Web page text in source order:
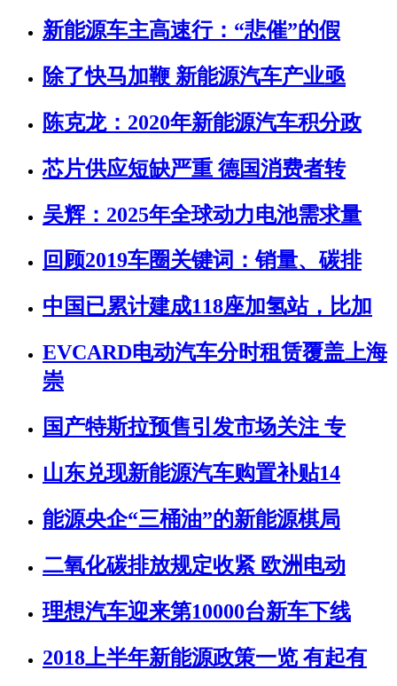
新能源车主高速行：“悲催”的假
除了快马加鞭 新能源汽车产业亟
陈克龙：2020年新能源汽车积分政
芯片供应短缺严重 德国消费者转
吴辉：2025年全球动力电池需求量
回顾2019车圈关键词：销量、碳排
中国已累计建成118座加氢站，比加
EVCARD电动汽车分时租赁覆盖上海
崇
国产特斯拉预售引发市场关注 专
山东兑现新能源汽车购置补贴14
能源央企“三桶油”的新能源棋局
二氧化碳排放规定收紧 欧洲电动
理想汽车迎来第10000台新车下线
2018上半年新能源政策一览 有起有